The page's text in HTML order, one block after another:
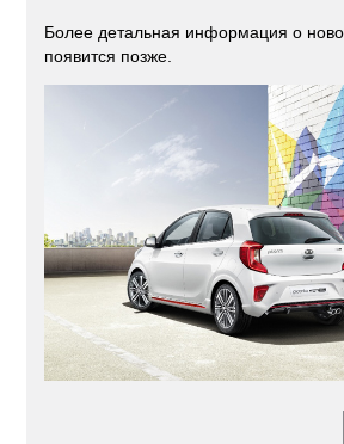
Более детальная информация о
появится позже.